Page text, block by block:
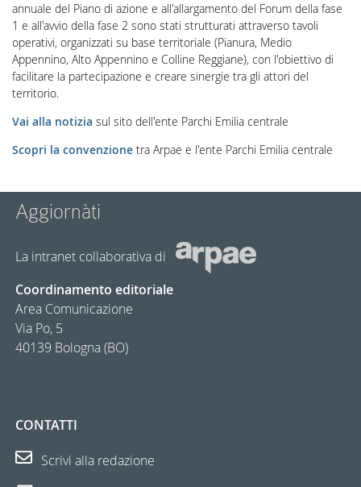
annuale del Piano di azione e all'allargamento del Forum della fase
1 e all'avvio della fase 2 sono stati strutturati attraverso tavoli
operativi, organizzati su base territoriale (Pianura, Medio
Appennino, Alto Appennino e Colline Reggiane), con l'obiettivo di
facilitare la partecipazione e creare sinergie tra gli attori del
territorio.
Vai alla notizia sul sito dell'ente Parchi Emilia centrale
Scopri la convenzionetra Arpae e l'ente Parchi Emilia centrale
Aggiornàti
La intranet collaborativa di
Coordinamento editoriale
Area Comunicazione
Via Po, 5
40139 Bologna (BO)
CONTATTI
Scrivi alla redazione